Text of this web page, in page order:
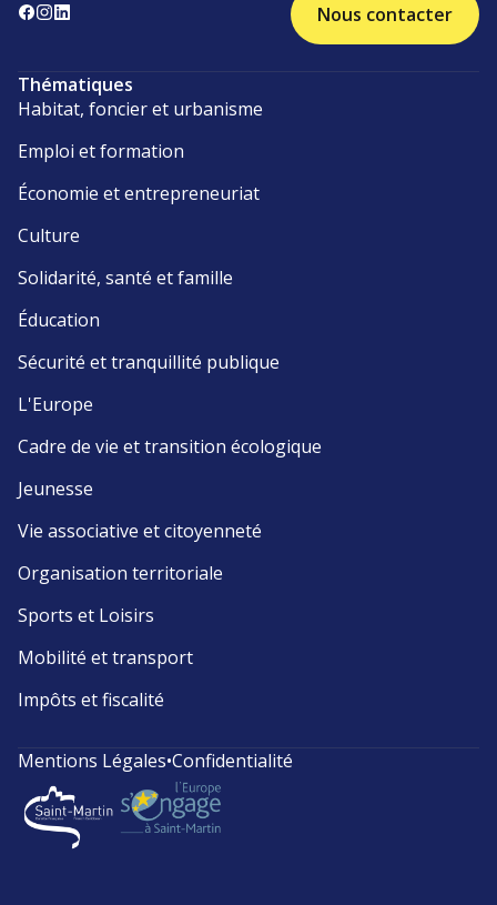
Nous contacter
Thématiques
Habitat, foncier et urbanisme
Emploi et formation
Économie et entrepreneuriat
Culture
Solidarité, santé et famille
Éducation
Sécurité et tranquillité publique
L'Europe
Cadre de vie et transition écologique
Jeunesse
Vie associative et citoyenneté
Organisation territoriale
Sports et Loisirs
Mobilité et transport
Impôts et fiscalité
Mentions Légales•Confidentialité